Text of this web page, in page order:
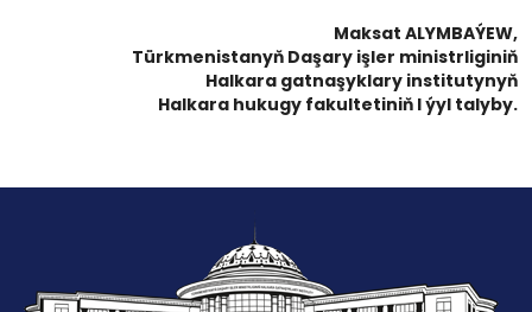
Maksat ALYMBAÝEW,
Türkmenistanyň Daşary işler ministrliginiň
Halkara gatnaşyklary institutynyň
Halkara hukugy fakultetiniň I ýyl talyby.